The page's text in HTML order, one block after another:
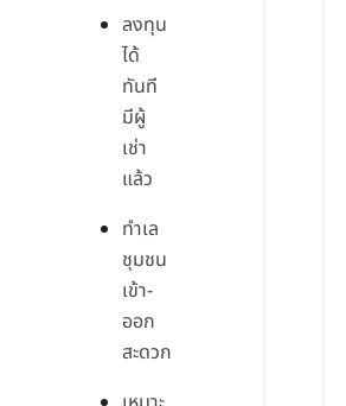
ลงทุน
ได้
ทันที
มีผู้
เช่า
แล้ว
ทำเล
ชุมชน
เข้า-
ออก
สะดวก